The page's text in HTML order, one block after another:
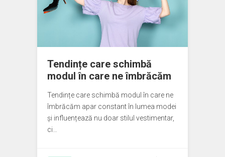
Tendințe care schimbă
modul în care ne îmbrăcăm
Tendințe care schimbă modul în care ne
îmbrăcăm apar constant în lumea modei
și influențează nu doar stilul vestimentar,
ci…